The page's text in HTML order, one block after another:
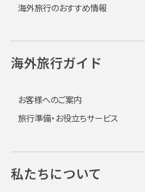
海外旅行のおすすめ情報
海外旅行ガイド
お客様へのご案内
旅行準備・お役立ちサービス
私たちについて